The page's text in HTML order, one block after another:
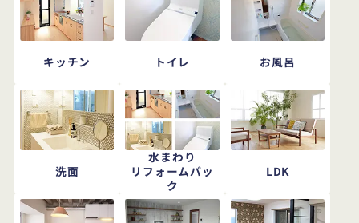
キッチン トイレ お風呂
洗面
水まわり
リフォームパッ
ク
LDK